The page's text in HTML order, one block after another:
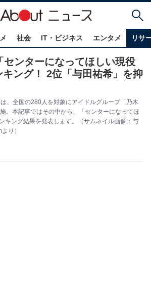
社会 IT・ビジネス エンタメ リサ
センターになってほしい現役
キング！ 2位「与田祐希」を抑
、全国の280人を対象にアイドルグループ「乃木
。本記事ではその中から、「センターになってほ
キング結果を発表します。（サムネイル画像：与
り）